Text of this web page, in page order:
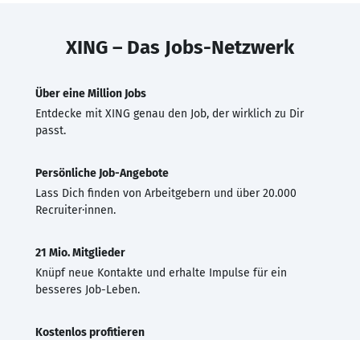
XING – Das Jobs-Netzwerk
Über eine Million Jobs
Entdecke mit XING genau den Job, der wirklich zu Dir
passt.
Persönliche Job-Angebote
Lass Dich finden von Arbeitgebern und über 20.000
Recruiter·innen.
21 Mio. Mitglieder
Knüpf neue Kontakte und erhalte Impulse für ein
besseres Job-Leben.
Kostenlos profitieren